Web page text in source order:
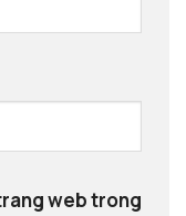
web trong